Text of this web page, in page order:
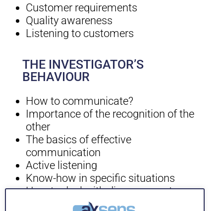
Customer requirements
Quality awareness
Listening to customers
THE INVESTIGATOR’S
BEHAVIOUR
How to communicate?
Importance of the recognition of the
other
The basics of effective
communication
Active listening
Know-how in specific situations
How to deal with disagreements
and controversies